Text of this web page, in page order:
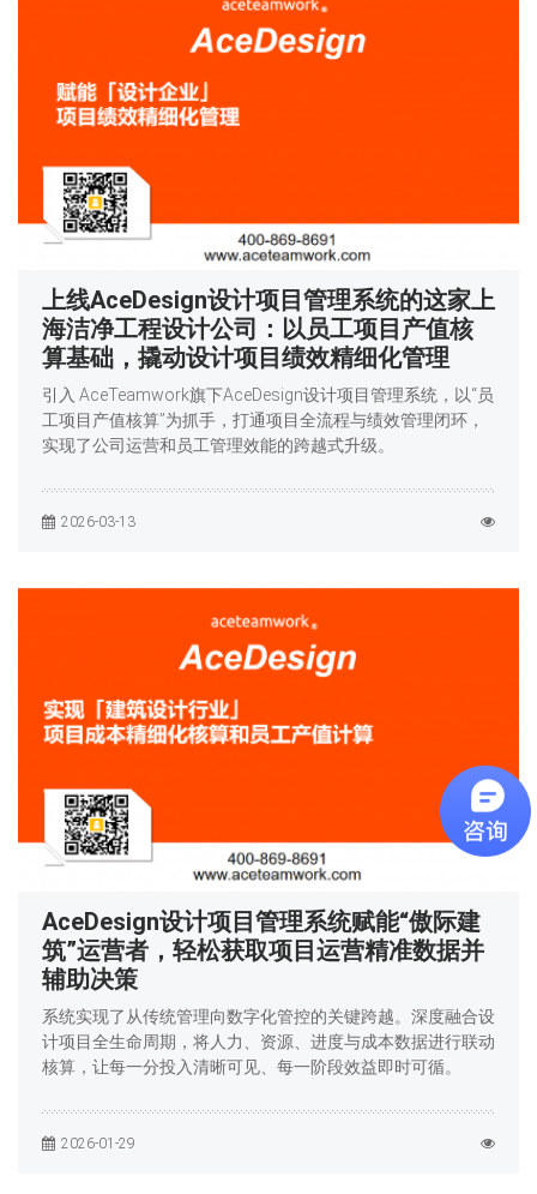
上线AceDesign设计项目管理系统的这家上
海洁净工程设计公司：以员工项目产值核
算基础，撬动设计项目绩效精细化管理
引入 AceTeamwork旗下AceDesign设计项目管理系统，以“员
工项目产值核算”为抓手，打通项目全流程与绩效管理闭环，
实现了公司运营和员工管理效能的跨越式升级。
2026-03-13
AceDesign设计项目管理系统赋能“傲际建
筑”运营者，轻松获取项目运营精准数据并
辅助决策
系统实现了从传统管理向数字化管控的关键跨越。深度融合设
计项目全生命周期，将人力、资源、进度与成本数据进行联动
核算，让每一分投入清晰可见、每一阶段效益即时可循。
2026-01-29